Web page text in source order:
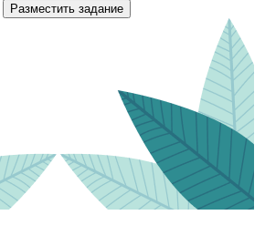
Разместить задание